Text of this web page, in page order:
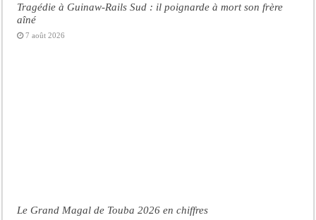
Tragédie à Guinaw-Rails Sud : il poignarde à mort son frère
aîné
7 août 2026
Le Grand Magal de Touba 2026 en chiffres